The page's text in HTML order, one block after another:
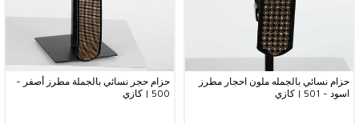
حزام نسائي بالجمله ملون احجار مطرز
اسود - 501 | كازي
حزام حجر نسائي بالجملة مطرز أصفر -
500 | كازي